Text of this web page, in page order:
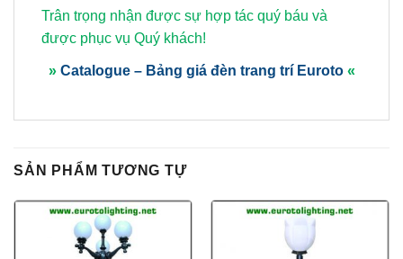
Trân trọng nhận được sự hợp tác quý báu và
được phục vụ Quý khách!
» Catalogue – Bảng giá đèn trang trí Euroto «
SẢN PHẨM TƯƠNG TỰ